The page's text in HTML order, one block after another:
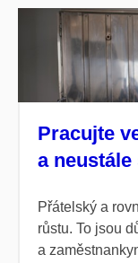
Pracujte
a
Přátelský a
růstu. To jsou
a